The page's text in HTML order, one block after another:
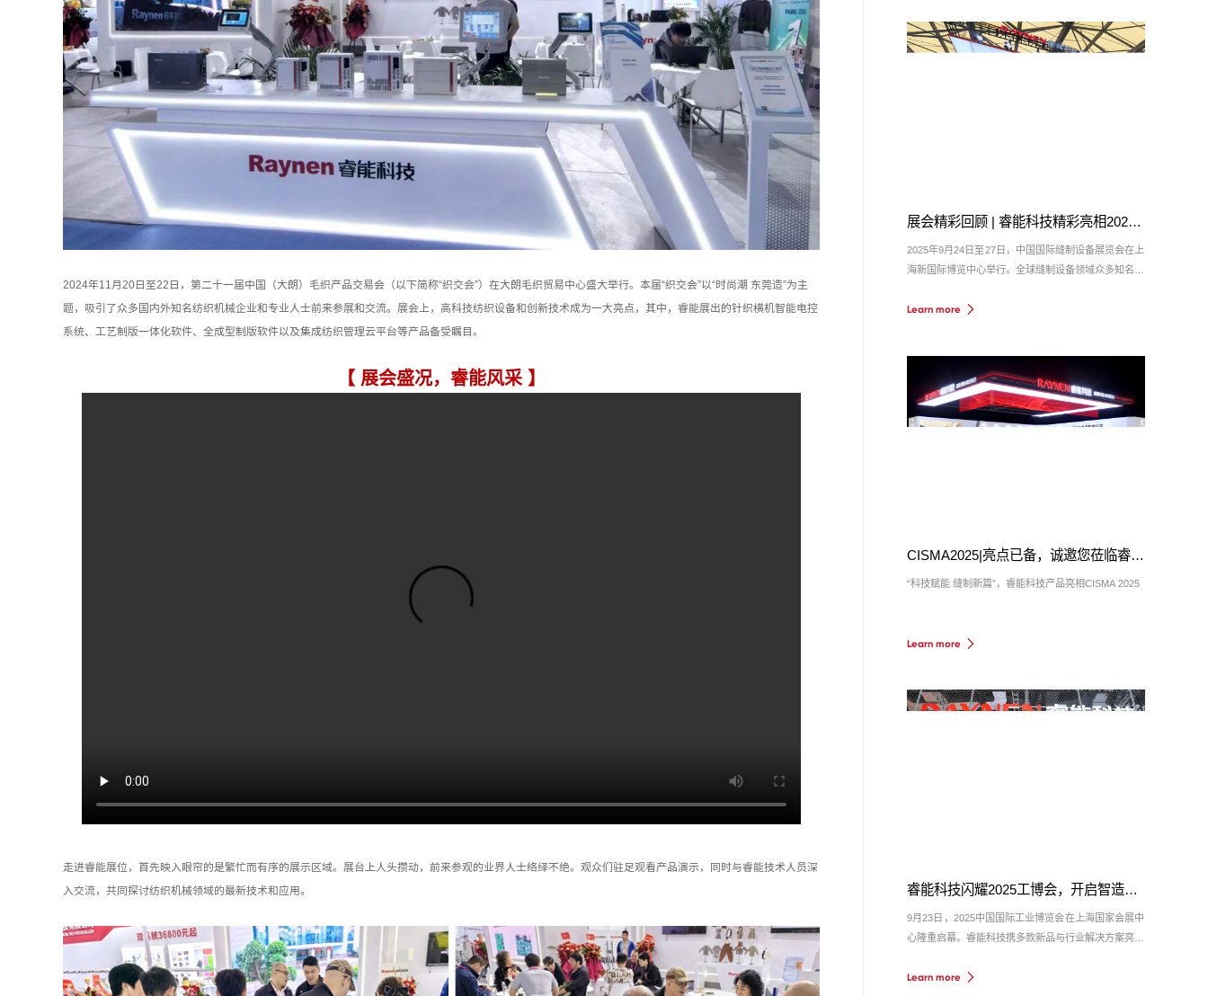
2024年11月20日至22日，第二十一届中国（大朗）毛织产品交易会（以下简称“织交会”）在大朗毛织贸易中心盛大举行。本届“织交会”以“时尚潮 东莞造”为主
题，吸引了众多国内外知名纺织机械企业和专业人士前来参展和交流。展会上，高科技纺织设备和创新技术成为一大亮点，其中，睿能展出的针织横机智能电控
系统、工艺制版一体化软件、全成型制版软件以及集成纺织管理云平台等产品备受瞩目。
【 展会盛况，睿能风采 】
走进睿能展位，首先映入眼帘的是繁忙而有序的展示区域。展台上人头攒动，前来参观的业界人士络绎不绝。观众们驻足观看产品演示，同时与睿能技术人员深
入交流，共同探讨纺织机械领域的最新技术和应用。
展会精彩回顾 | 睿能科技精彩亮相2025中国国际缝制设备展...
2025年9月24日至27日，中国国际缝制设备展览会在上
海新国际博览中心举行。全球缝制设备领域众多知名企
（展位号：E5-D51）以领先的智能电控解决方案及工
Learn more
CISMA2025|亮点已备，诚邀您莅临睿能展位E5-D51
“科技赋能 缝制新篇”，睿能科技产品亮相CISMA 2025
Learn more
睿能科技闪耀2025工博会，开启智造新未来
9月23日，2025中国国际工业博览会在上海国家会展中
心隆重启幕。睿能科技携多款新品与行业解决方案亮相
众、合作伙伴及行业媒体驻足交流，现场人气火爆！
Learn more